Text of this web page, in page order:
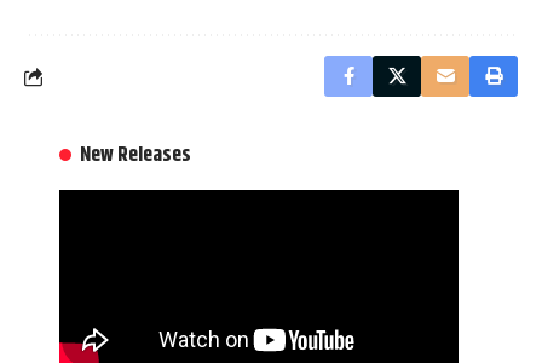
New Releases